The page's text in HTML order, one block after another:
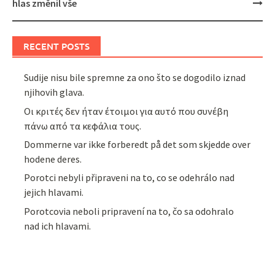
hlas změnil vše
RECENT POSTS
Sudije nisu bile spremne za ono što se dogodilo iznad
njihovih glava.
Οι κριτές δεν ήταν έτοιμοι για αυτό που συνέβη
πάνω από τα κεφάλια τους.
Dommerne var ikke forberedt på det som skjedde over
hodene deres.
Porotci nebyli připraveni na to, co se odehrálo nad
jejich hlavami.
Porotcovia neboli pripravení na to, čo sa odohralo
nad ich hlavami.